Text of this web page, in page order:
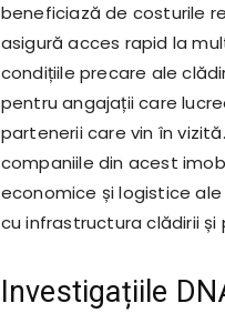
beneficiază de costurile
asigură acces rapid la
condițiile precare ale
pentru angajații care
partenerii care vin în
companiile din acest
economice și logistice
cu infrastructura clădirii și
Investigațiile